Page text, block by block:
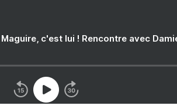
c'est lui ! Rencontre avec